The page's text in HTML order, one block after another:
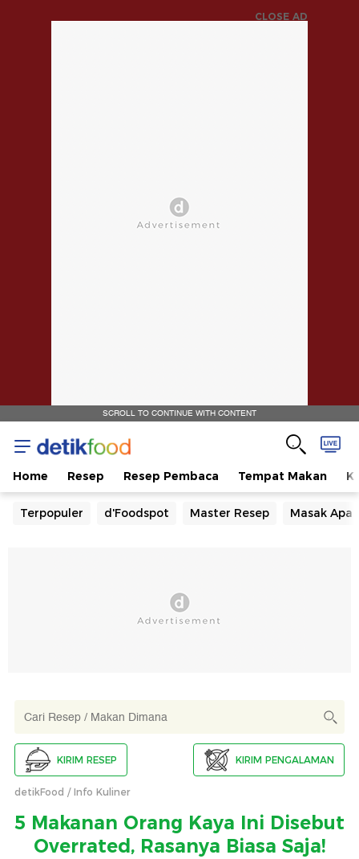
CLOSE AD
SCROLL TO CONTINUE WITH CONTENT
Home Resep Resep Pembaca Tempat Makan
Terpopuler d'Foodspot Master Resep Masak Apa
KIRIM RESEP KIRIM PENGALAMAN
detikFood Info Kuliner
5 Makanan Orang Kaya Ini Disebut
Overrated, Rasanya Biasa Saja!